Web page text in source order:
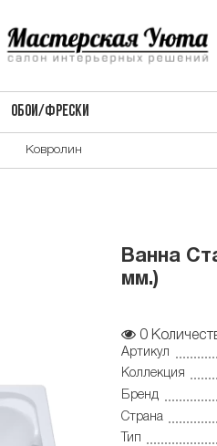
ОБОИ/ФРЕСКИ
Ковролин
Ванна
мм.)
0
Артикул
Коллекция
Бренд
Страна
Тип